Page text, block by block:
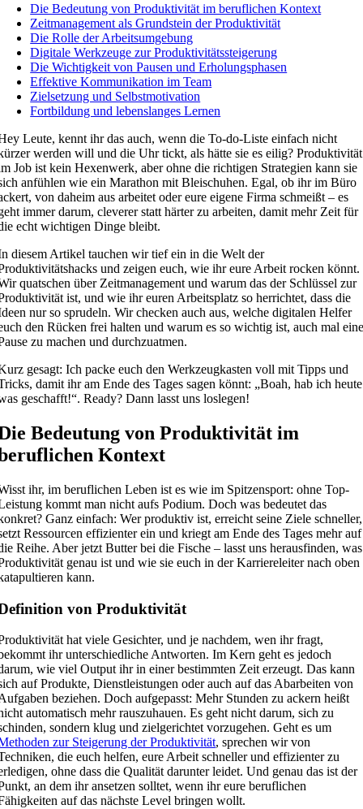
Die Bedeutung von Produktivität im beruflichen Kontext
Zeitmanagement als Grundstein der Produktivität
Die Rolle der Arbeitsumgebung
Digitale Werkzeuge zur Produktivitätssteigerung
Die Wichtigkeit von Pausen und Erholungsphasen
Effektive Kommunikation im Team
Zielsetzung und Selbstmotivation
Fortbildung und lebenslanges Lernen
Leute, kennt ihr das auch, wenn die To-do-Liste einfach nicht
werden will und die Uhr tickt, als hätte sie es eilig? Produktivität
Job ist kein Hexenwerk, aber ohne die richtigen Strategien kann sie
anfühlen wie ein Marathon mit Bleischuhen. Egal, ob ihr im Büro
von daheim aus arbeitet oder eure eigene Firma schmeißt – es
immer darum, cleverer statt härter zu arbeiten, damit mehr Zeit für
echt wichtigen Dinge bleibt.
diesem Artikel tauchen wir tief ein in die Welt der
und zeigen euch, wie ihr eure Arbeit rocken könnt.
quatschen über Zeitmanagement und warum das der Schlüssel zur
ist, und wie ihr euren Arbeitsplatz so herrichtet, dass die
nur so sprudeln. Wir checken auch aus, welche digitalen Helfer
den Rücken frei halten und warum es so wichtig ist, auch mal
zu machen und durchzuatmen.
gesagt: Ich packe euch den Werkzeugkasten voll mit Tipps und
damit ihr am Ende des Tages sagen könnt: „Boah, hab ich heute
geschafft!“. Ready? Dann lasst uns loslegen!
Bedeutung von Produktivität im
Kontext
ihr, im beruflichen Leben ist es wie im Spitzensport: ohne Top-
kommt man nicht aufs Podium. Doch was bedeutet das
Ganz einfach: Wer produktiv ist, erreicht seine Ziele schneller,
Ressourcen effizienter ein und kriegt am Ende des Tages mehr auf
Reihe. Aber jetzt Butter bei die Fische – lasst uns herausfinden, was
genau ist und wie sie euch in der Karriereleiter nach oben
kann.
von Produktivität
hat viele Gesichter, und je nachdem, wen ihr fragt,
ihr unterschiedliche Antworten. Im Kern geht es jedoch
wie viel Output ihr in einer bestimmten Zeit erzeugt. Das kann
auf Produkte, Dienstleistungen oder auch auf das Abarbeiten von
beziehen. Doch aufgepasst: Mehr Stunden zu ackern heißt
automatisch mehr rauszuhauen. Es geht nicht darum, sich zu
sondern klug und zielgerichtet vorzugehen. Geht es um
zur Steigerung der Produktivität, sprechen wir von
die euch helfen, eure Arbeit schneller und effizienter zu
ohne dass die Qualität darunter leidet. Und genau das ist der
an dem ihr ansetzen solltet, wenn ihr eure beruflichen
auf das nächste Level bringen wollt.